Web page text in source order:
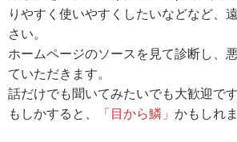
りやすく使いやすくしたいなどなど、
さい。
ホームページのソースを見て診断し、
ていただきます。
話だけでも聞いてみたいでも大歓迎です
もしかすると、
「目から鱗」 かもしれ